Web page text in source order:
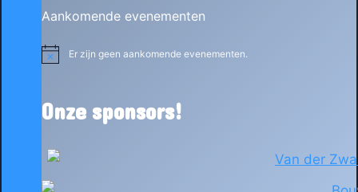
Aankomende evenementen
BerichtEr zijn geen aankomende evenementen.
Onze sponsors!